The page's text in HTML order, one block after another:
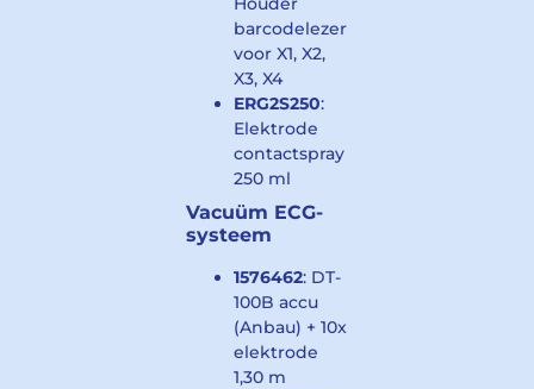
barcodelezer
voor X1, X2,
X3, X4
ERG2S250:
Elektrode
contactspray
250 ml
Vacuüm ECG-
systeem
1576462: DT-
100B accu
(Anbau) + 10x
elektrode
1,30 m